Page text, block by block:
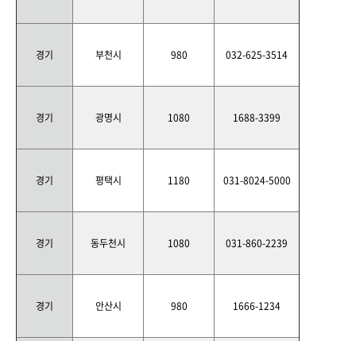
경기 부천시 980 032-625-3514
경기 광명시 1080 1688-3399
경기 평택시 1180 031-8024-5000
경기 동두천시 1080 031-860-2239
경기 안산시 980 1666-1234